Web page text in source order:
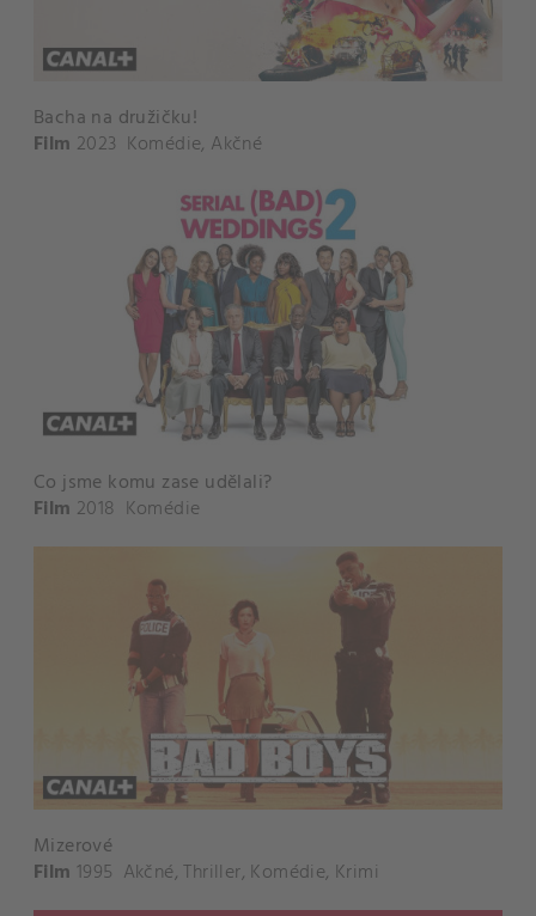
Bacha na družičku!
Film 2023 Komédie, Akčné
Co jsme komu zase udělali?
Film 2018 Komédie
Mizerové
Film 1995 Akčné,Thriller, Komédie, Krimi